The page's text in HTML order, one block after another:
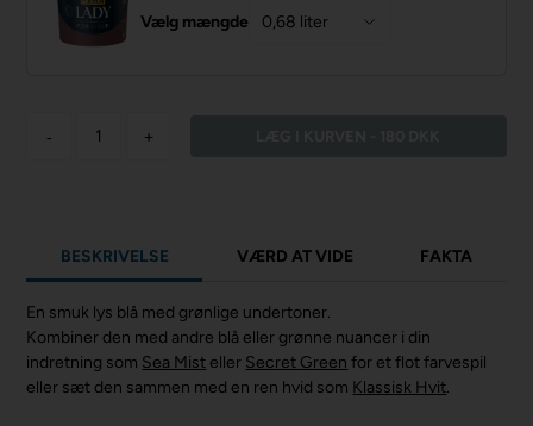
Vælg mængde
- +
BESKRIVELSE VÆRD AT VIDE FAKTA
En smuk lys blå med grønlige undertoner.
Kombiner den med andre blå eller grønne nuancer i din
indretning som Sea Mist eller Secret Green for et flot farvespil
eller sæt den sammen med en ren hvid som Klassisk Hvit.